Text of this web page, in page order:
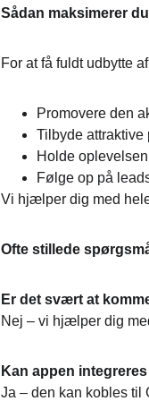
Sådan maksimerer
For at få fuldt udbytte
Promovere den
Tilbyde attraktive
Holde
Følge op på
Vi hjælper dig med
Ofte stillede
Er det svært at
Nej – vi hjælper dig
Kan appen
Ja – den kan kobles til